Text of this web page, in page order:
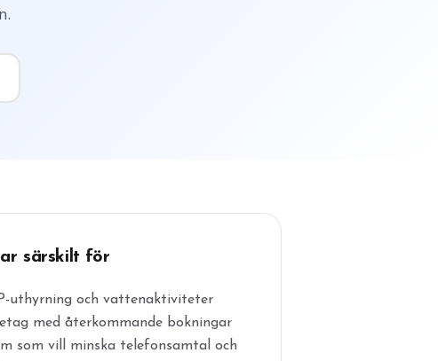
särskilt för
uthyrning och vattenaktiviteter
med återkommande bokningar
som vill minska telefonsamtal och